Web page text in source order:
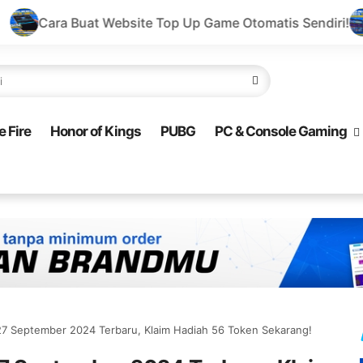
Top Up Game Otomatis Sendiri! Buat Website
Fire Honor of Kings PUBG PC & Console Gaming
September 2024 Terbaru, Klaim Hadiah 56 Token Sekarang!